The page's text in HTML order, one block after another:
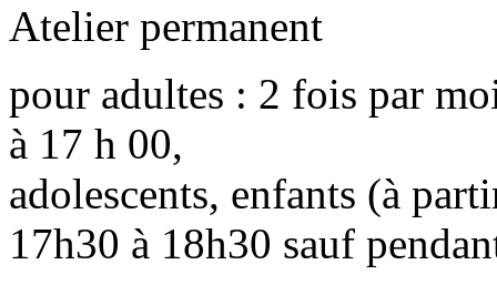
Atelier permanent
pour adultes : 2 fois par
à 17 h 00,
adolescents, enfants (à
17h30 à 18h30 sauf